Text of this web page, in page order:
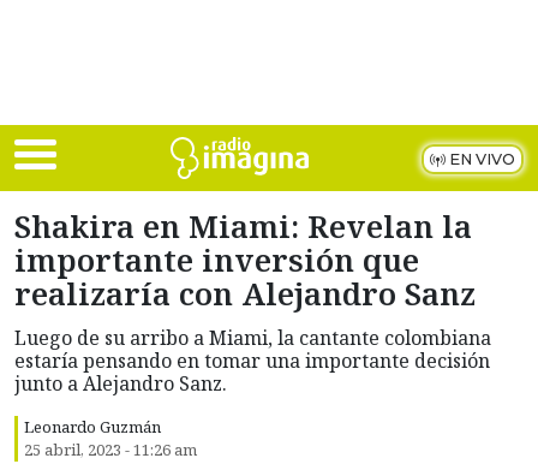
EN VIVO
Shakira en Miami: Revelan la
importante inversión que
realizaría con Alejandro Sanz
Luego de su arribo a Miami, la cantante colombiana
estaría pensando en tomar una importante decisión
junto a Alejandro Sanz.
Leonardo Guzmán
25 abril, 2023 - 11:26 am